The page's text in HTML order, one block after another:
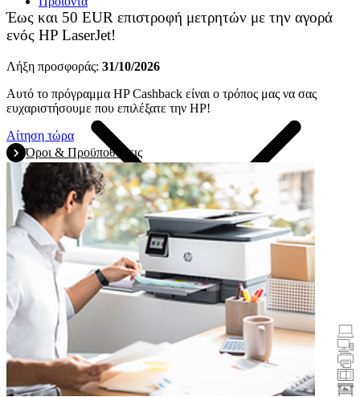
Φορητοί υπολογιστές και tablet
Επιφάνειες εργασίας
Εκτυπωτές
Σαρωτές
Μεγάλου μεγέθους
Promotions
Έως και 50 EUR επιστροφή μετρητών με την αγορά
ενός HP LaserJet!
Λήξη προσφοράς: 31/10/2026
Αυτό το πρόγραμμα HP Cashback είναι ο τρόπος μας να σας
ευχαριστήσουμε που επιλέξατε την HP!
Αίτηση τώρα
Όροι & Προϋποθέσεις